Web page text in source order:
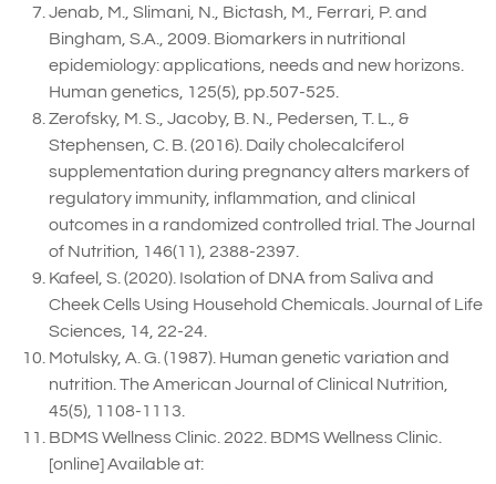
Jenab, M., Slimani, N., Bictash, M., Ferrari, P. and
Bingham, S.A., 2009. Biomarkers in nutritional
epidemiology: applications, needs and new horizons.
Human genetics, 125(5), pp.507-525.
Zerofsky, M. S., Jacoby, B. N., Pedersen, T. L., &
Stephensen, C. B. (2016). Daily cholecalciferol
supplementation during pregnancy alters markers of
regulatory immunity, inflammation, and clinical
outcomes in a randomized controlled trial. The Journal
of Nutrition, 146(11), 2388-2397.
Kafeel, S. (2020). Isolation of DNA from Saliva and
Cheek Cells Using Household Chemicals. Journal of Life
Sciences, 14, 22-24.
Motulsky, A. G. (1987). Human genetic variation and
nutrition. The American Journal of Clinical Nutrition,
45(5), 1108-1113.
BDMS Wellness Clinic. 2022. BDMS Wellness Clinic.
[online] Available at: